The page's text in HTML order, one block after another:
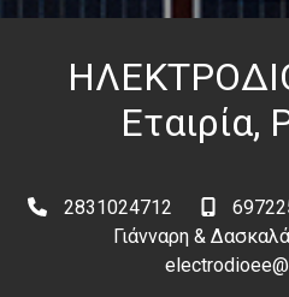
Εταιρία,
2831024712
Γιάνναρη &